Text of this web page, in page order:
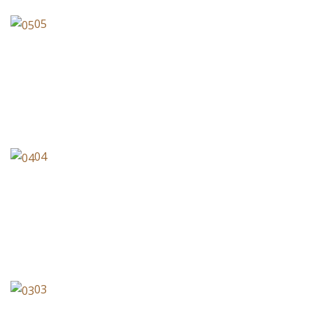
05
04
03